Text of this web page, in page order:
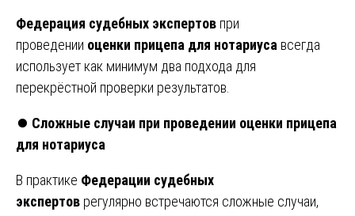
Федерация судебных экспертов при
проведении оценки прицепа для нотариуса всегда
использует как минимум два подхода для
перекрёстной проверки результатов.
⏺️ Сложные случаи при проведении оценки прицепа
для нотариуса
В практике Федерации судебных
экспертов регулярно встречаются сложные случаи,